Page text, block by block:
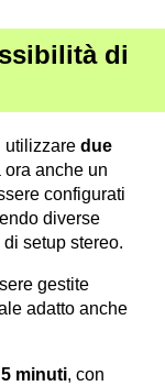
di
utilizzare due
ora anche un
configurati
diverse
setup stereo.
gestite
adatto anche
minuti, con